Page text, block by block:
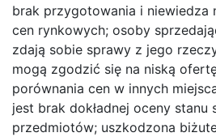
brak przygotowania i niewiedza
cen rynkowych; osoby
zdają sobie sprawy z jego
mogą zgodzić się na niską
porównania cen w innych
jest brak dokładnej oceny stanu
przedmiotów; uszkodzona